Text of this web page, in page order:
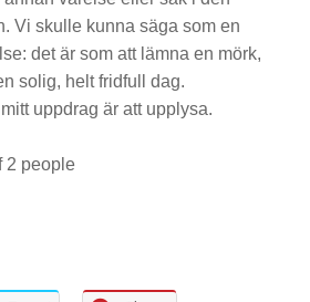
Vi skulle kunna säga som en
det är som att lämna en mörk,
solig, helt fridfull dag.
uppdrag är att upplysa.